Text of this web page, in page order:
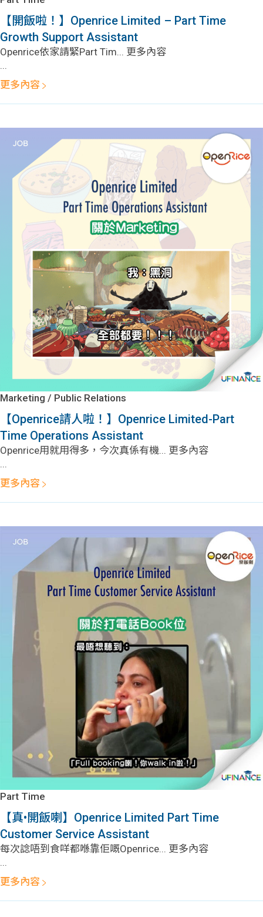
【開飯啦！】Openrice Limited – Part Time
Growth Support Assistant
Openrice依家請緊Part Tim... 更多內容
...
更多內容
Marketing / Public Relations
【Openrice請人啦！】Openrice Limited-Part
Time Operations Assistant
Openrice用就用得多，今次真係有機... 更多內容
...
更多內容
Part Time
【真•開飯喇】Openrice Limited Part Time
Customer Service Assistant
每次諗唔到食咩都喺靠佢嘅Openrice... 更多內容
...
更多內容